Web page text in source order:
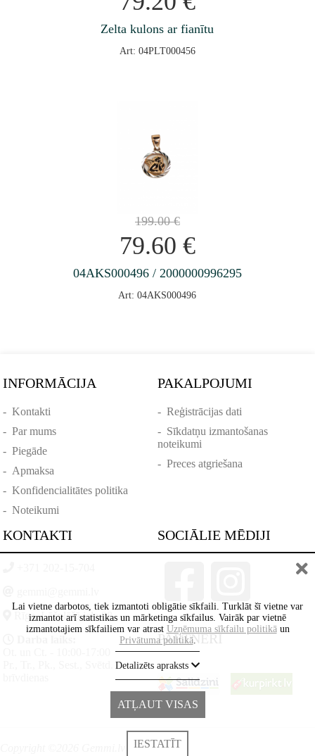
Zelta kulons ar fianītu
Art: 04PLT000456
199.00€
79.60 €
04AKS000496 / 2000000996295
Art: 04AKS000496
INFORMĀCIJA
-Kontakti
-Par mums
-Piegāde
- Apmaksa
-Konfidencialitātes politika
-Noteikumi
PAKALPOJUMI
- Reģistrācijas dati
- Sīkdatņu izmantošanas
noteikumi
- Preces atgriešana
KONTAKTI
Rīga, Lāčplēšā iela 88
Pr., Tr., Pk., Sest., Svētd. -
SOCIĀLIE MĒDIJI
PARTNERI
Lai vietne darbotos, tiek izmantoti obligātie sīkfaili. Turklāt šī vietne var
izmantot arī statistikas un mārketinga sīkfailus. Vairāk par vietnē
izmantotajiem sīkfailiem var atrast Uzņēmuma sīkfailu politikāun
Privātuma politikā.
Detalizēts apraksts
ATĻAUT VISAS
IESTATĪT